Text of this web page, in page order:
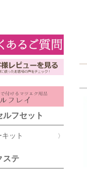
ルフセット
ット
ステ